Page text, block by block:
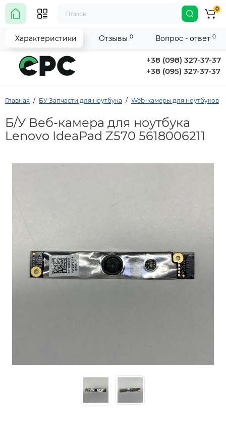
+38 (098) 327-37-37
+38 (095) 327-37-37
0
Главная БУ Запчасти для ноутбука Web-камеры для ноутбуков
Б/У Веб-камера для ноутбука
Lenovo IdeaPad Z570 5618006211
Характеристики Отзывы 0 Вопрос - ответ 0